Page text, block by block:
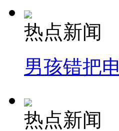
热点新闻
男孩错把
热点新闻